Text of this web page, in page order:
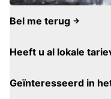
Bel me terug
Heeft u al lokale
Geïnteresseerd in